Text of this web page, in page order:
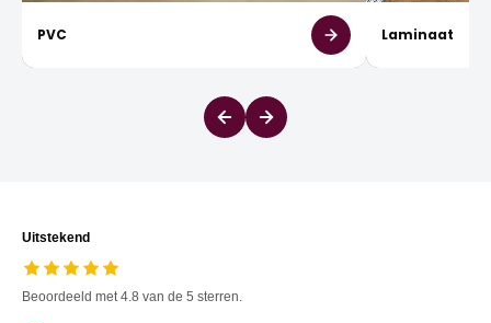
PVC Laminaat
Uitstekend
Beoordeeld met 4.8 van de 5 sterren.